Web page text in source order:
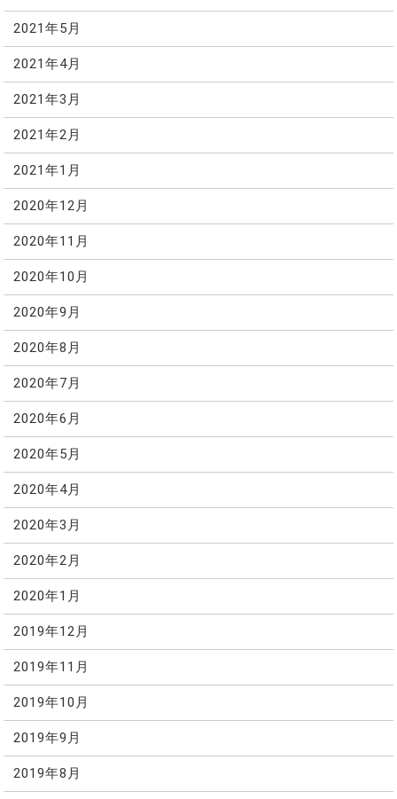
2021年5月
2021年4月
2021年3月
2021年2月
2021年1月
2020年12月
2020年11月
2020年10月
2020年9月
2020年8月
2020年7月
2020年6月
2020年5月
2020年4月
2020年3月
2020年2月
2020年1月
2019年12月
2019年11月
2019年10月
2019年9月
2019年8月